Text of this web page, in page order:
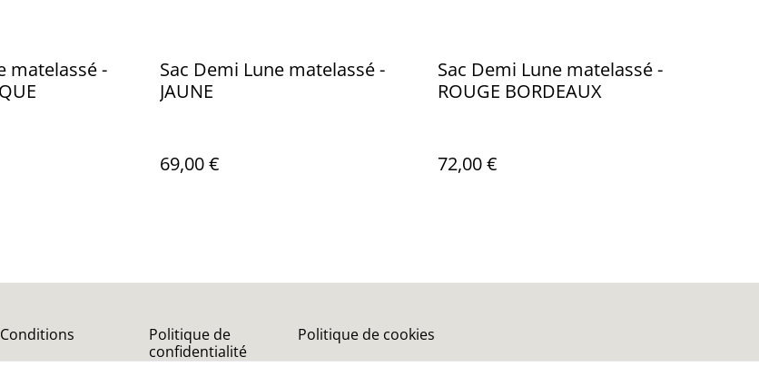
matelassé -
Sac Demi Lune matelassé -
JAUNE
69,00 €
Sac Demi Lune matelassé -
ROUGE BORDEAUX
72,00 €
Conditions
Politique de
confidentialité
Politique de cookies